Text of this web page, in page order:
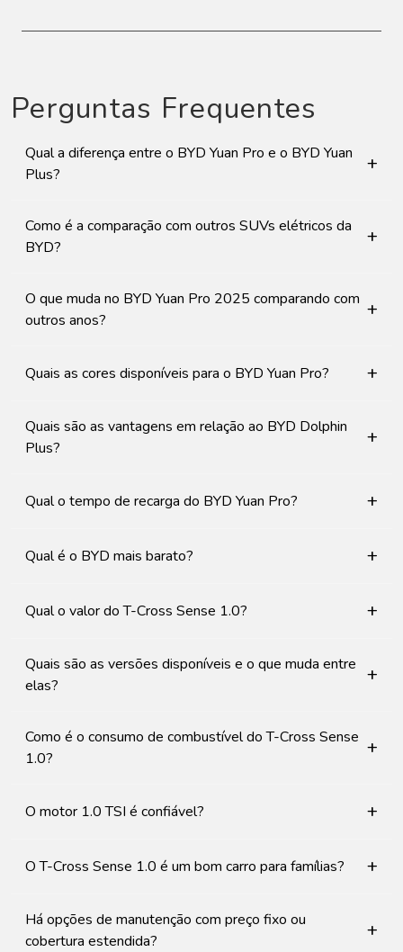
Perguntas Frequentes
Qual a diferença entre o BYD Yuan Pro e o BYD Yuan
Plus?
+
Como é a comparação com outros SUVs elétricos da
BYD?
+
O que muda no BYD Yuan Pro 2025 comparando com
outros anos?
+
Quais as cores disponíveis para o BYD Yuan Pro? +
Quais são as vantagens em relação ao BYD Dolphin
Plus?
+
Qual o tempo de recarga do BYD Yuan Pro? +
Qual é o BYD mais barato? +
Qual o valor do T-Cross Sense 1.0? +
Quais são as versões disponíveis e o que muda entre
elas?
+
Como é o consumo de combustível do T-Cross Sense
1.0?
+
O motor 1.0 TSI é confiável? +
O T-Cross Sense 1.0 é um bom carro para famílias? +
Há opções de manutenção com preço fixo ou
cobertura estendida?
+